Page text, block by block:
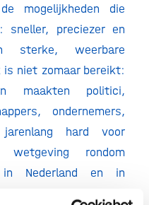
mogelijkheden die
sneller, preciezer en
sterke, weerbare
is niet zomaar bereikt:
maakten politici,
ondernemers,
hard voor
rondom
in Nederland en in